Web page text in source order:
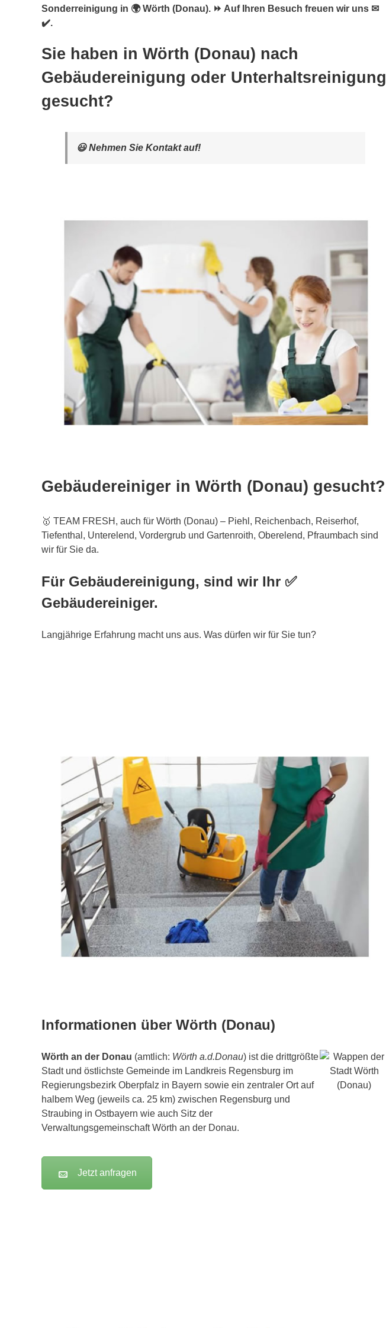
Sonderreinigung in 🌍 Wörth (Donau). ⏩ Auf Ihren Besuch freuen wir uns ✉
✔️.
Sie haben in Wörth (Donau) nach
Gebäudereinigung oder Unterhaltsreinigung
gesucht?
😃 Nehmen Sie Kontakt auf!
Gebäudereiniger in Wörth (Donau) gesucht?
🥇 TEAM FRESH, auch für Wörth (Donau) – Piehl, Reichenbach, Reiserhof,
Tiefenthal, Unterelend, Vordergrub und Gartenroith, Oberelend, Pfraumbach sind
wir für Sie da.
Für Gebäudereinigung, sind wir Ihr ✅
Gebäudereiniger.
Langjährige Erfahrung macht uns aus. Was dürfen wir für Sie tun?
Informationen über Wörth (Donau)
Wörth an der Donau (amtlich: Wörth a.d.Donau) ist die drittgrößte
Stadt und östlichste Gemeinde im Landkreis Regensburg im
Regierungsbezirk Oberpfalz in Bayern sowie ein zentraler Ort auf
halbem Weg (jeweils ca. 25 km) zwischen Regensburg und
Straubing in Ostbayern wie auch Sitz der
Verwaltungsgemeinschaft Wörth an der Donau.
Jetzt anfragen